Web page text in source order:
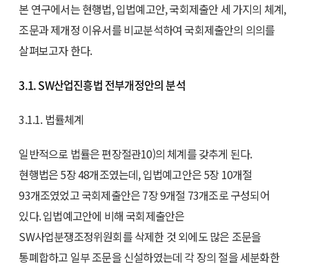
본 연구에서는 현행법, 입법예고안, 국회제출안 세 가지의 체계,
조문과 제개정 이유서를 비교분석하여 국회제출안의 의의를
살펴보고자 한다.
3.1. SW산업진흥법 전부개정안의 분석
3.1.1. 법률체계
일반적으로 법률은 편장절관10)의 체계를 갖추게 된다.
현행법은 5장 48개조였는데, 입법예고안은 5장 10개절
93개조였었고 국회제출안은 7장 9개절 73개조로 구성되어
있다. 입법예고안에 비해 국회제출안은
SW사업분쟁조정위원회를 삭제한 것 외에도 많은 조문을
통폐합하고 일부 조문을 신설하였는데 각 장의 절을 세분화한